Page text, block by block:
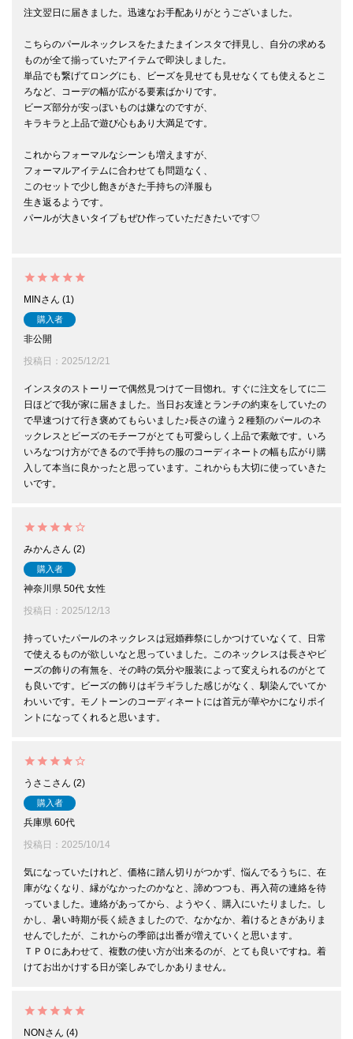
注文翌日に届きました。迅速なお手配ありがとうございました。
こちらのパールネックレスをたまたまインスタで拝見し、自分の求める
ものが全て揃っていたアイテムで即決しました。
単品でも繋げてロングにも、ビーズを見せても見せなくても使えるとこ
ろなど、コーデの幅が広がる要素ばかりです。
ビーズ部分が安っぽいものは嫌なのですが、
キラキラと上品で遊び心もあり大満足です。
これからフォーマルなシーンも増えますが、
フォーマルアイテムに合わせても問題なく、
このセットで少し飽きがきた手持ちの洋服も
生き返るようです。
パールが大きいタイプもぜひ作っていただきたいです♡
MIN 1
購入者
非公開
投稿日
2025/12/21
インスタのストーリーで偶然見つけて一目惚れ。すぐに注文をしてに二
日ほどで我が家に届きました。当日お友達とランチの約束をしていたの
で早速つけて行き褒めてもらいました♪長さの違う２種類のパールのネ
ックレスとビーズのモチーフがとても可愛らしく上品で素敵です。いろ
いろなつけ方ができるので手持ちの服のコーディネートの幅も広がり購
入して本当に良かったと思っています。これからも大切に使っていきた
いです。
みかん 2
購入者
神奈川県 50代 女性
投稿日
2025/12/13
持っていたパールのネックレスは冠婚葬祭にしかつけていなくて、日常
で使えるものが欲しいなと思っていました。このネックレスは長さやビ
ーズの飾りの有無を、その時の気分や服装によって変えられるのがとて
も良いです。ビーズの飾りはギラギラした感じがなく、馴染んでいてか
わいいです。モノトーンのコーディネートには首元が華やかになりポイ
うさこ 2
購入者
兵庫県 60代
投稿日
2025/10/14
気になっていたけれど、価格に踏ん切りがつかず、悩んでるうちに、在
庫がなくなり、縁がなかったのかなと、諦めつつも、再入荷の連絡を待
っていました。連絡があってから、ようやく、購入にいたりました。し
かし、暑い時期が長く続きましたので、なかなか、着けるときがありま
せんでしたが、これからの季節は出番が増えていくと思います。
ＴＰＯにあわせて、複数の使い方が出来るのが、とても良いですね。着
けてお出かけする日が楽しみでしかありません。
NON 4